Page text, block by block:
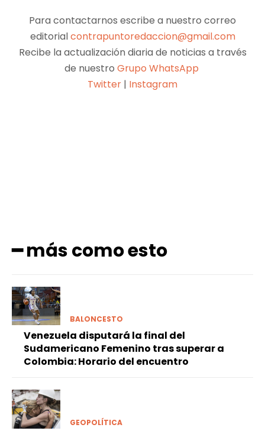
Para contactarnos escribe a nuestro correo
editorialcontrapuntoredaccion@gmail.com
Recibe la actualización diaria de noticias a través
de nuestro Grupo WhatsApp
Twitter | Instagram
━ más como esto
BALONCESTO
Venezuela disputará la final del
Sudamericano Femenino tras superar a
Colombia: Horario del encuentro
GEOPOLÍTICA